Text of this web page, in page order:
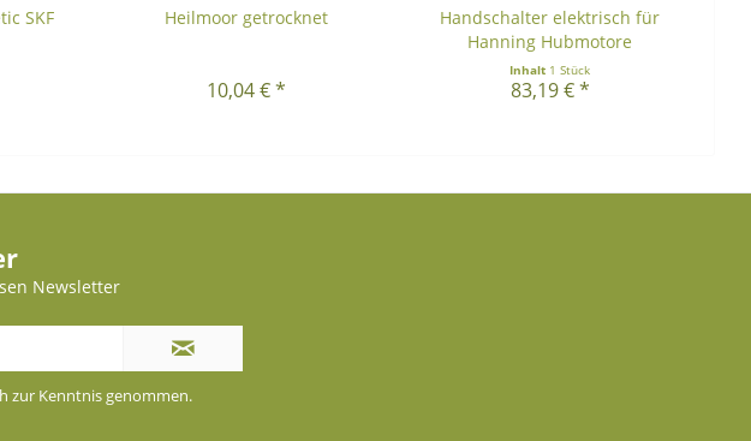
SKF
Heilmoor getrocknet
10,04 € *
Handschalter elektrisch für
Hanning Hubmotore
Inhalt 1 Stück
83,19 € *
Newsletter
zur Kenntnis genommen.